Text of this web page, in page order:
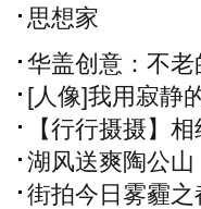
思想家
华盖创意：不老
[人像]我用寂静
【行行摄摄】
湖风送爽陶公
落）
街拍今日雾霾之